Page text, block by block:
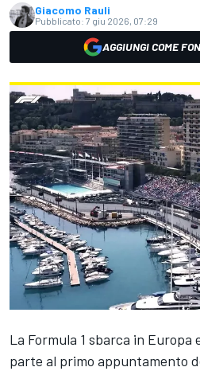
Giacomo Rauli
Pubblicato: 7 giu 2026, 07:29
AGGIUNGI COME
La Formula 1 sbarca in
parte al primo appuntamento